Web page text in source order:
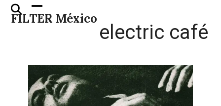
Skip
FILTER México
Open
mobile
Close
mobile
electric café